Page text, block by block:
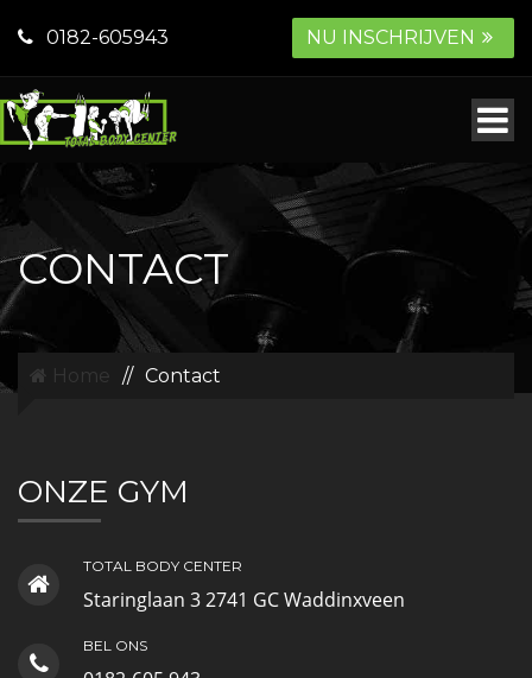
0182-605943 NU INSCHRIJVEN
CONTACT
Home // Contact
ONZE GYM
TOTAL BODY CENTER
Staringlaan 3 2741 GC Waddinxveen
BEL ONS